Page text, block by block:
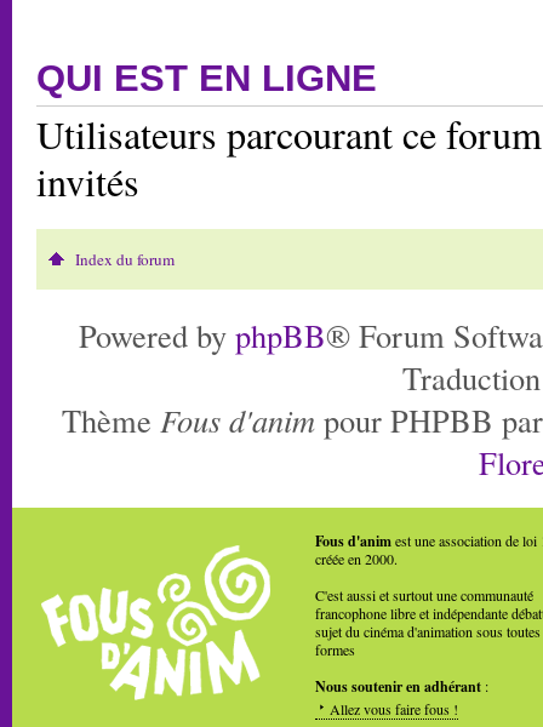
QUI EST EN LIGNE
Utilisateurs parcourant ce
invités
Index du forum
Powered by phpBB® Forum
Thème Fous d'anim pour PHPBB
Fous d'animest une association de loi
créée en 2000.
C'est aussi et surtout une communauté
francophone libre et indépendante
sujet du cinéma d'animation sous toutes
formes
Nous soutenir en adhérant :
Allez vous faire fous !